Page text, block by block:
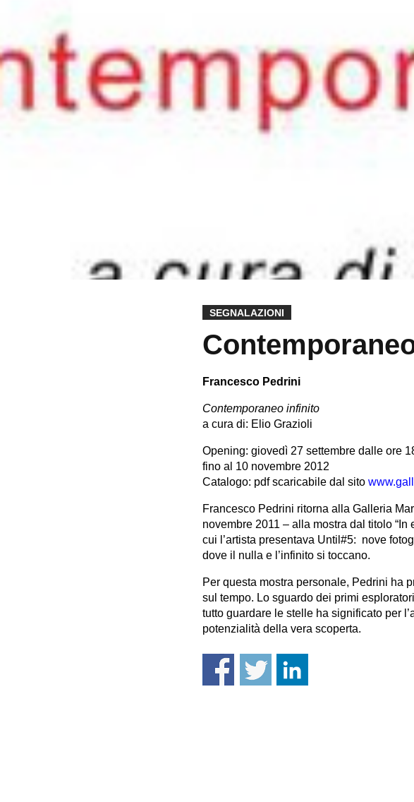
SEGNALAZIONI
Francesco Pedrini
Contemporaneo infinito
a cura di: Elio Grazioli
Opening: giovedì 27 settembre dalle ore
fino al 10 novembre 2012
Catalogo: pdf scaricabile dal sito
Francesco Pedrini ritorna alla Galleria
novembre 2011 – alla mostra dal titolo
cui l’artista presentava Until#5: nove
dove il nulla e l’infinito si toccano.
Per questa mostra personale, Pedrini ha
sul tempo. Lo sguardo dei primi
tutto guardare le stelle ha significato per
potenzialità della vera scoperta.